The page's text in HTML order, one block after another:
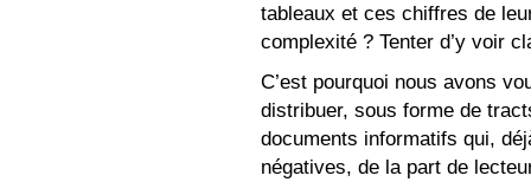
tableaux et ces chiffres de
complexité ? Tenter d’y voir
C’est pourquoi nous avons
distribuer, sous forme de
documents informatifs qui,
négatives, de la part de